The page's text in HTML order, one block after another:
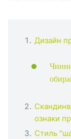
Дизайн
ознаки
Стиль